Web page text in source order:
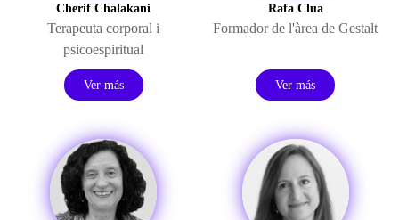
Cherif Chalakani
Terapeuta corporal i
psicoespiritual
Ver más
Rafa Clua
Formador de l'àrea de Gestalt
Ver más